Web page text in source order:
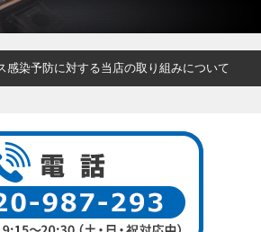
感染予防に対する当店の取り組みについて